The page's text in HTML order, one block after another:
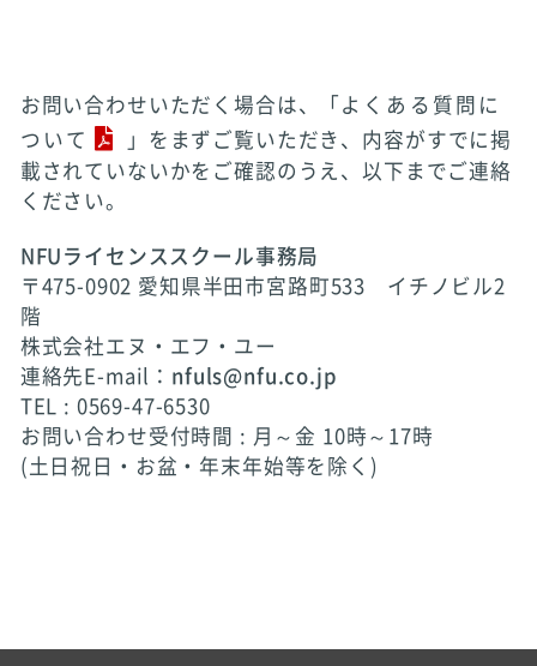
お問い合わせいただく場合は、「 よくある質問に
ついて
」をまずご覧いただき、内容がすでに掲
載されていないかをご確認のうえ、以下までご連絡
ください。
NFUライセンススクール事務局
〒475-0902 愛知県半田市宮路町533 イチノビル2
階
株式会社エヌ・エフ・ユー
連絡先E-mail： nfuls@nfu.co.jp
TEL : 0569-47-6530
お問い合わせ受付時間 : 月～金 10時～17時
(土日祝日・お盆・年末年始等を除く)